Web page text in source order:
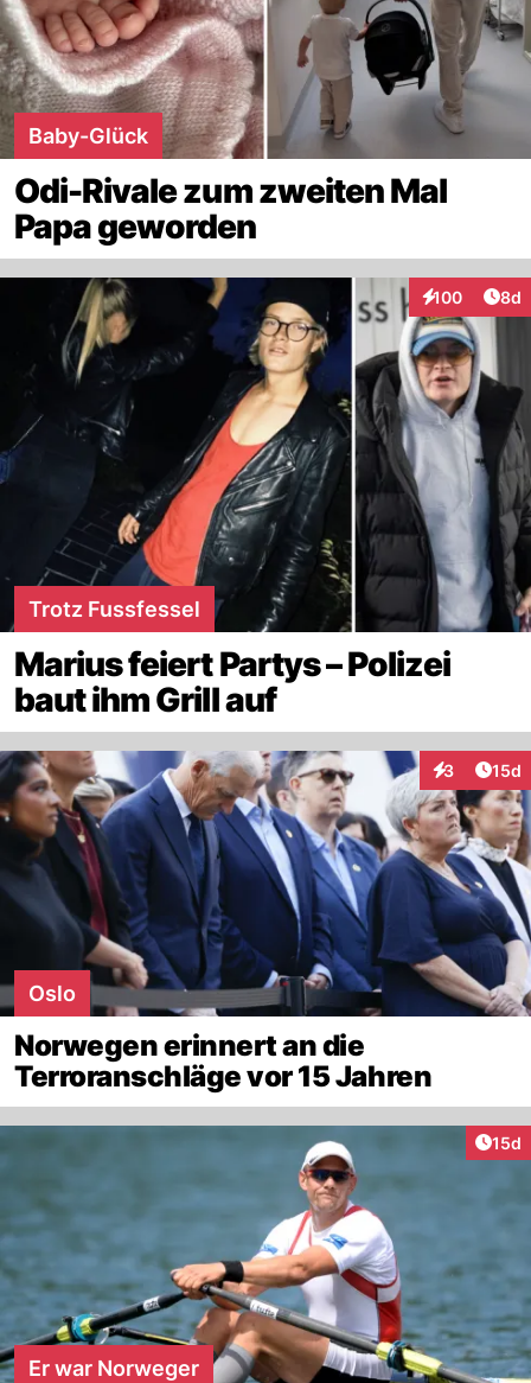
Baby-Glück
Odi-Rivale zum zweiten Mal
Papa geworden
100
Interaktionen
8d
Trotz Fussfessel
Marius feiert Partys – Polizei
baut ihm Grill auf
3
Interaktionen
15d
Oslo
Norwegen erinnert an die
Terroranschläge vor 15 Jahren
15d
Er war Norweger